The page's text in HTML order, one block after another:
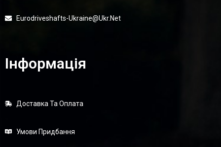
Eurodriveshafts-Ukraine@ukr.net
Інформація
Доставка Та Оплата
Умови Придбання